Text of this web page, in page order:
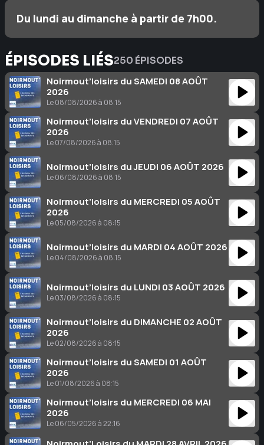
Du lundi au dimanche à partir de 7h00.
ÉPISODES LIÉS250 ÉPISODES
Noirmout’loisirs du SAMEDI 08 AOÛT
2026
Le 08/08/2026 à 08:15
Noirmout’loisirs du VENDREDI 07 AOÛT
2026
Le 07/08/2026 à 08:15
Noirmout’loisirs du JEUDI 06 AOÛT 2026
Le 06/08/2026 à 08:15
Noirmout’loisirs du MERCREDI 05 AOÛT
2026
Le 05/08/2026 à 08:15
Noirmout’loisirs du MARDI 04 AOÛT 2026
Le 04/08/2026 à 08:15
Noirmout’loisirs du LUNDI 03 AOÛT 2026
Le 03/08/2026 à 08:15
Noirmout’loisirs du DIMANCHE 02 AOÛT
2026
Le 02/08/2026 à 08:15
Noirmout’loisirs du SAMEDI 01 AOÛT
2026
Le 01/08/2026 à 08:15
Noirmout’loisirs du MERCREDI 06 MAI
2026
Le 06/05/2026 à 22:16